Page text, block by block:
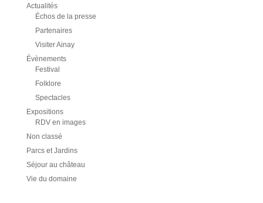
Actualités
Échos de la presse
Partenaires
Visiter Ainay
Évènements
Festival
Folklore
Spectacles
Expositions
RDV en images
Non classé
Parcs et Jardins
Séjour au château
Vie du domaine